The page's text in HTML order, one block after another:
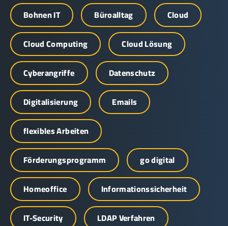
Bohnen IT
Büroalltag
Cloud
Cloud Computing
Cloud Lösung
Cyberangriffe
Datenschutz
Digitalisierung
Emails
flexibles Arbeiten
Förderungsprogramm
go digital
Homeoffice
Informationssicherheit
IT-Security
LDAP Verfahren